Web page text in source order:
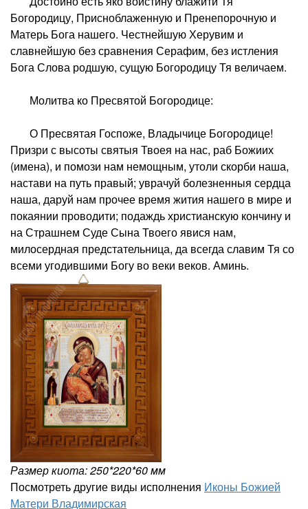
Богородицу, Присноблаженную и Пренепорочную и
Матерь Бога нашего. Честнейшую Херувим и
славнейшую без сравнения Серафим, без истления
Бога Слова родшую, сущую Богородицу Тя величаем.
Молитва ко Пресвятой Богородице:
О Пресвятая Госпоже, Владычице Богородице!
Призри с высоты святыя Твоея на нас, раб Божиих
(имена), и помози нам немощным, утоли скорби наша,
настави на путь правый; уврачуй болезненныя сердца
наша, даруй нам прочее время жития нашего в мире и
покаянии проводити; подаждь христианскую кончину и
на Страшнем Суде Сына Твоего явися нам,
милосердная предстательница, да всегда славим Тя со
всеми угодившими Богу во веки веков. Аминь.
Размер киота: 250*220*60 мм
Посмотреть другие виды исполнения Иконы Божией
Матери Владимирская